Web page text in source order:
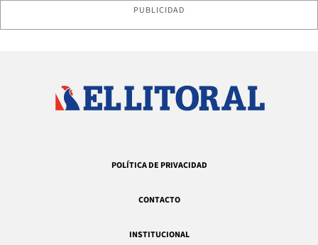
PUBLICIDAD
POLÍTICA DE PRIVACIDAD
CONTACTO
INSTITUCIONAL